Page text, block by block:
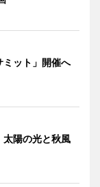
ミット」開催へ
陽の光と秋風